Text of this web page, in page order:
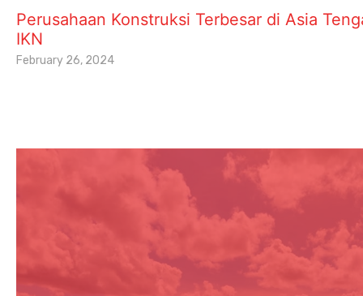
Perusahaan Konstruksi Terbesar di Asia
IKN
February 26, 2024